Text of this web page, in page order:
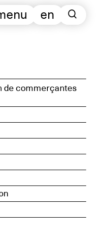
en
de commerçantes